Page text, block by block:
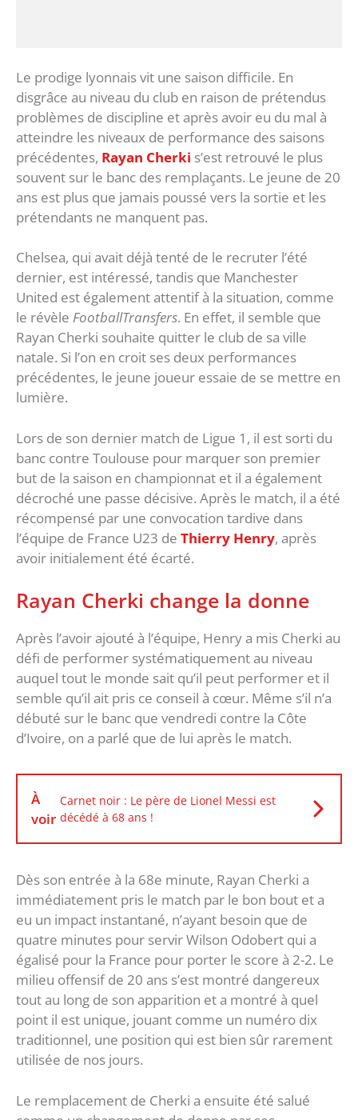
Le prodige lyonnais vit une saison difficile. En
disgrâce au niveau du club en raison de prétendus
problèmes de discipline et après avoir eu du mal à
atteindre les niveaux de performance des saisons
précédentes, Rayan Cherki s’est retrouvé le plus
souvent sur le banc des remplaçants. Le jeune de 20
ans est plus que jamais poussé vers la sortie et les
prétendants ne manquent pas.
Chelsea, qui avait déjà tenté de le recruter l’été
dernier, est intéressé, tandis que Manchester
United est également attentif à la situation, comme
le révèle FootballTransfers. En effet, il semble que
Rayan Cherki souhaite quitter le club de sa ville
natale. Si l’on en croit ses deux performances
précédentes, le jeune joueur essaie de se mettre en
lumière.
Lors de son dernier match de Ligue 1, il est sorti du
banc contre Toulouse pour marquer son premier
but de la saison en championnat et il a également
décroché une passe décisive. Après le match, il a été
récompensé par une convocation tardive dans
l’équipe de France U23 de Thierry Henry, après
avoir initialement été écarté.
Rayan Cherki change la donne
Après l’avoir ajouté à l’équipe, Henry a mis Cherki au
défi de performer systématiquement au niveau
auquel tout le monde sait qu’il peut performer et il
semble qu’il ait pris ce conseil à cœur. Même s’il n’a
débuté sur le banc que vendredi contre la Côte
d’Ivoire, on a parlé que de lui après le match.
À
voir
Carnet noir : Le père de Lionel Messi est
décédé à 68 ans !
Dès son entrée à la 68e minute, Rayan Cherki a
immédiatement pris le match par le bon bout et a
eu un impact instantané, n’ayant besoin que de
quatre minutes pour servir Wilson Odobert qui a
égalisé pour la France pour porter le score à 2-2. Le
milieu offensif de 20 ans s’est montré dangereux
tout au long de son apparition et a montré à quel
point il est unique, jouant comme un numéro dix
traditionnel, une position qui est bien sûr rarement
utilisée de nos jours.
Le remplacement de Cherki a ensuite été salué